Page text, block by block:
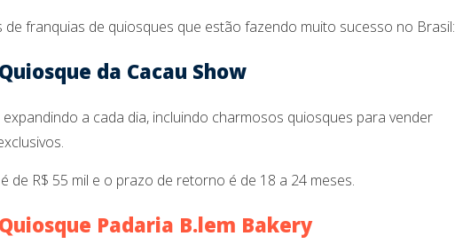
de franquias de quiosques que estão fazendo muito sucesso no Brasil:
da Cacau Show
a cada dia, incluindo charmosos quiosques para vender
de R$ 55 mil e o prazo de retorno é de 18 a 24 meses.
Padaria B.lem Bakery